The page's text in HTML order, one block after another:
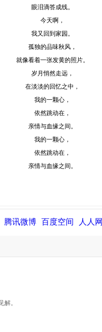
眼泪滴答成线。
今天啊，
我又回到家园。
孤独的品味秋风，
就像看着一张发黄的照片。
岁月悄然走远，
在淡淡的回忆之中，
我的一颗心，
依然跳动在，
亲情与血缘之间。
我的一颗心，
依然跳动在，
亲情与血缘之间。
腾讯微博 百度空间 人人网
解。